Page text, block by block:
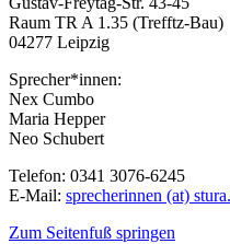
Raum TR A 1.35 (Trefftz-Bau)
04277 Leipzig
Sprecher*innen:
Nex Cumbo
Maria Hepper
Neo Schubert
Telefon: 0341 3076-6245
E-Mail: sprecherinnen (at)
Zum Seitenfuß springen